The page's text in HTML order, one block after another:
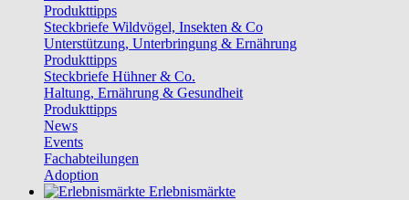
Produkttipps
Steckbriefe Wildvögel, Insekten & Co
Unterstützung, Unterbringung & Ernährung
Produkttipps
Steckbriefe Hühner & Co.
Haltung, Ernährung & Gesundheit
Produkttipps
News
Events
Fachabteilungen
Adoption
Erlebnismärkte